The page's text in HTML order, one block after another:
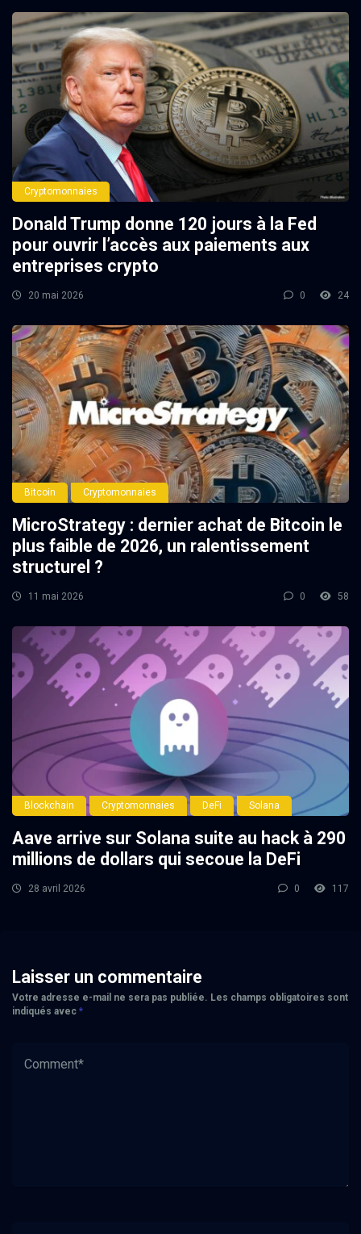
Cryptomonnaies
Donald Trump donne 120 jours à la Fed
pour ouvrir l’accès aux paiements aux
entreprises crypto
20 mai 2026 0 24
Bitcoin Cryptomonnaies
MicroStrategy : dernier achat de Bitcoin le
plus faible de 2026, un ralentissement
structurel ?
11 mai 2026 0 58
Blockchain Cryptomonnaies DeFi Solana
Aave arrive sur Solana suite au hack à 290
millions de dollars qui secoue la DeFi
28 avril 2026 0 117
Laisser un commentaire
Votre adresse e-mail ne sera pas publiée. Les champs obligatoires sont
indiqués avec *